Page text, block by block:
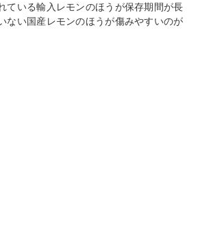
ている輸入レモンのほうが保存期間が長
ない国産レモンのほうが傷みやすいのが